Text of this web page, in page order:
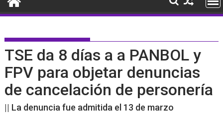
TSE da 8 días a a PANBOL y
FPV para objetar denuncias
de cancelación de personería
|| La denuncia fue admitida el 13 de marzo